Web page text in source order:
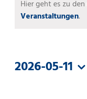
FÜR
MAI
2026
Hinweis
Hier geht es zu den
Veranstaltungen.
2026-05-11